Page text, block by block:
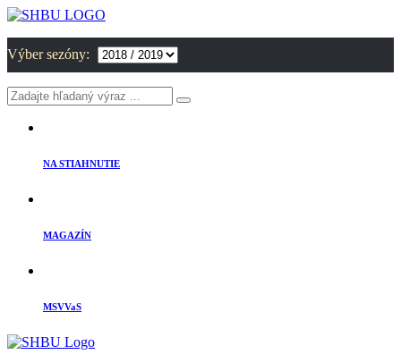
Výber sezóny:
NA STIAHNUTIE
MAGAZÍN
MSVVaS